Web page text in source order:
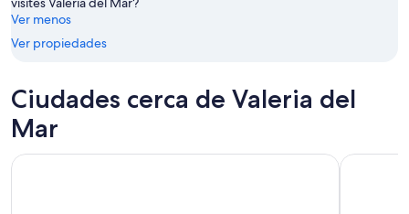
11
ago
14
-
ago
Ver menos
Ver propiedades
Ciudades cerca de Valeria del
Mar